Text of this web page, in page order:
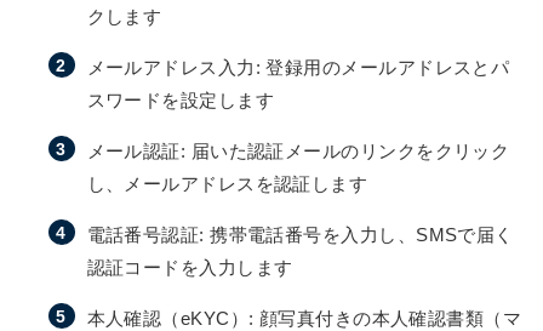
クします
メールアドレス入力: 登録用のメールアドレスとパ
スワードを設定します
メール認証: 届いた認証メールのリンクをクリック
し、メールアドレスを認証します
電話番号認証: 携帯電話番号を入力し、SMSで届く
認証コードを入力します
本人確認（eKYC）: 顔写真付きの本人確認書類（マ